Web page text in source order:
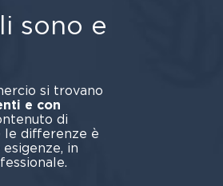
sono e
si trovano
e con
di
le differenze è
in